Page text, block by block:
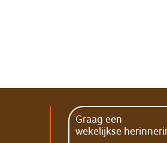
Graag een
wekelijkse